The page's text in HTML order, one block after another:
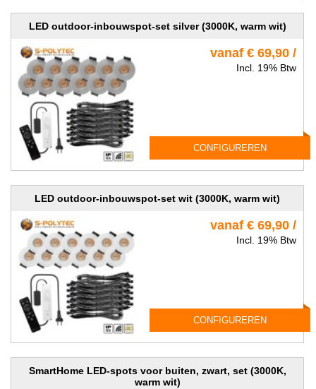
LED outdoor-inbouwspot-set silver (3000K, warm wit)
vanaf € 69,90 /
Incl. 19% Btw
CONFIGUREREN
LED outdoor-inbouwspot-set wit (3000K, warm wit)
vanaf € 69,90 /
Incl. 19% Btw
CONFIGUREREN
SmartHome LED-spots voor buiten, zwart, set (3000K,
warm wit)